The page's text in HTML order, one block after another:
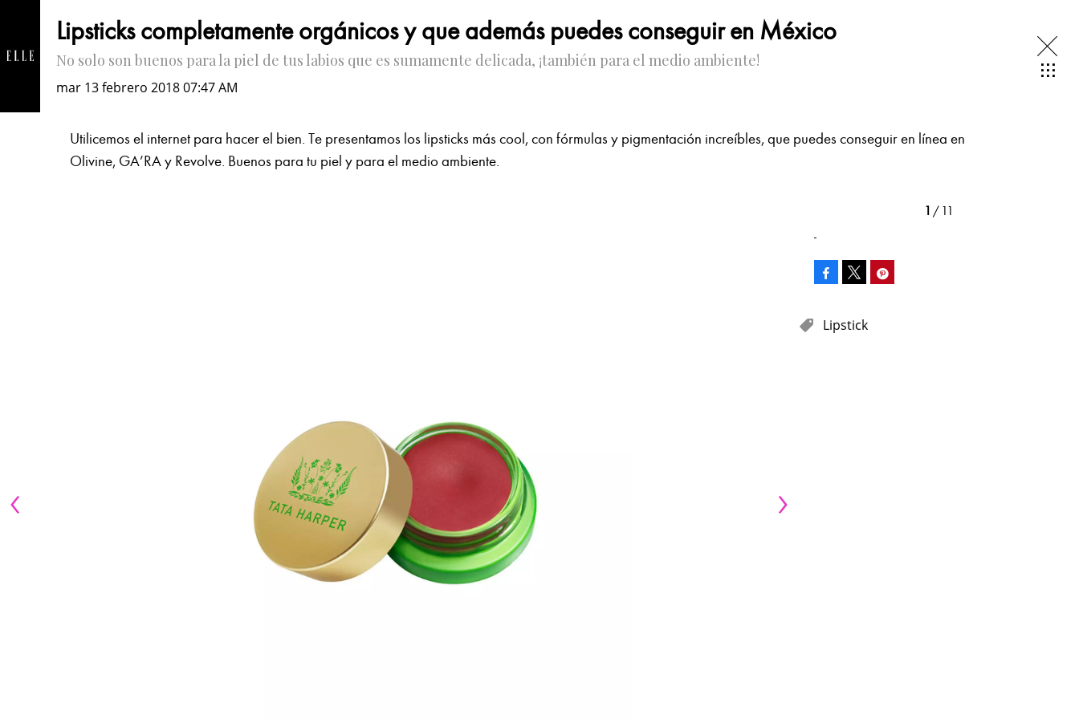
Lipsticks completamente orgánicos y que además puedes conseguir en México
No solo son buenos para la piel de tus labios que es sumamente delicada, ¡también para el medio ambiente!
mar 13 febrero 2018 07:47 AM
Utilicemos el internet para hacer el bien. Te presentamos los lipsticks más cool, con fórmulas y pigmentación increíbles, que puedes conseguir en línea en
Olivine, GA’RA y Revolve. Buenos para tu piel y para el medio ambiente.
Lipstick
1 / 11
-
Facebook